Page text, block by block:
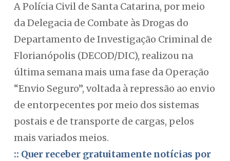
A Polícia Civil de Santa Catarina, por meio
da Delegacia de Combate às Drogas do
Departamento de Investigação Criminal de
Florianópolis (DECOD/DIC), realizou na
última semana mais uma fase da Operação
“Envio Seguro”, voltada à repressão ao envio
de entorpecentes por meio dos sistemas
postais e de transporte de cargas, pelos
mais variados meios.
:: Quer receber gratuitamente notícias por